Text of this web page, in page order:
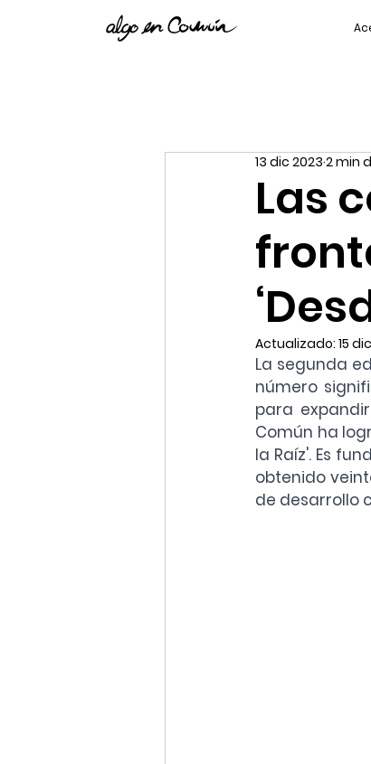
Las
13 dic 2023 2 min
Actualizado: 15
La segunda
número
para
Común ha
la Raíz'. Es
obtenido
de desarrollo